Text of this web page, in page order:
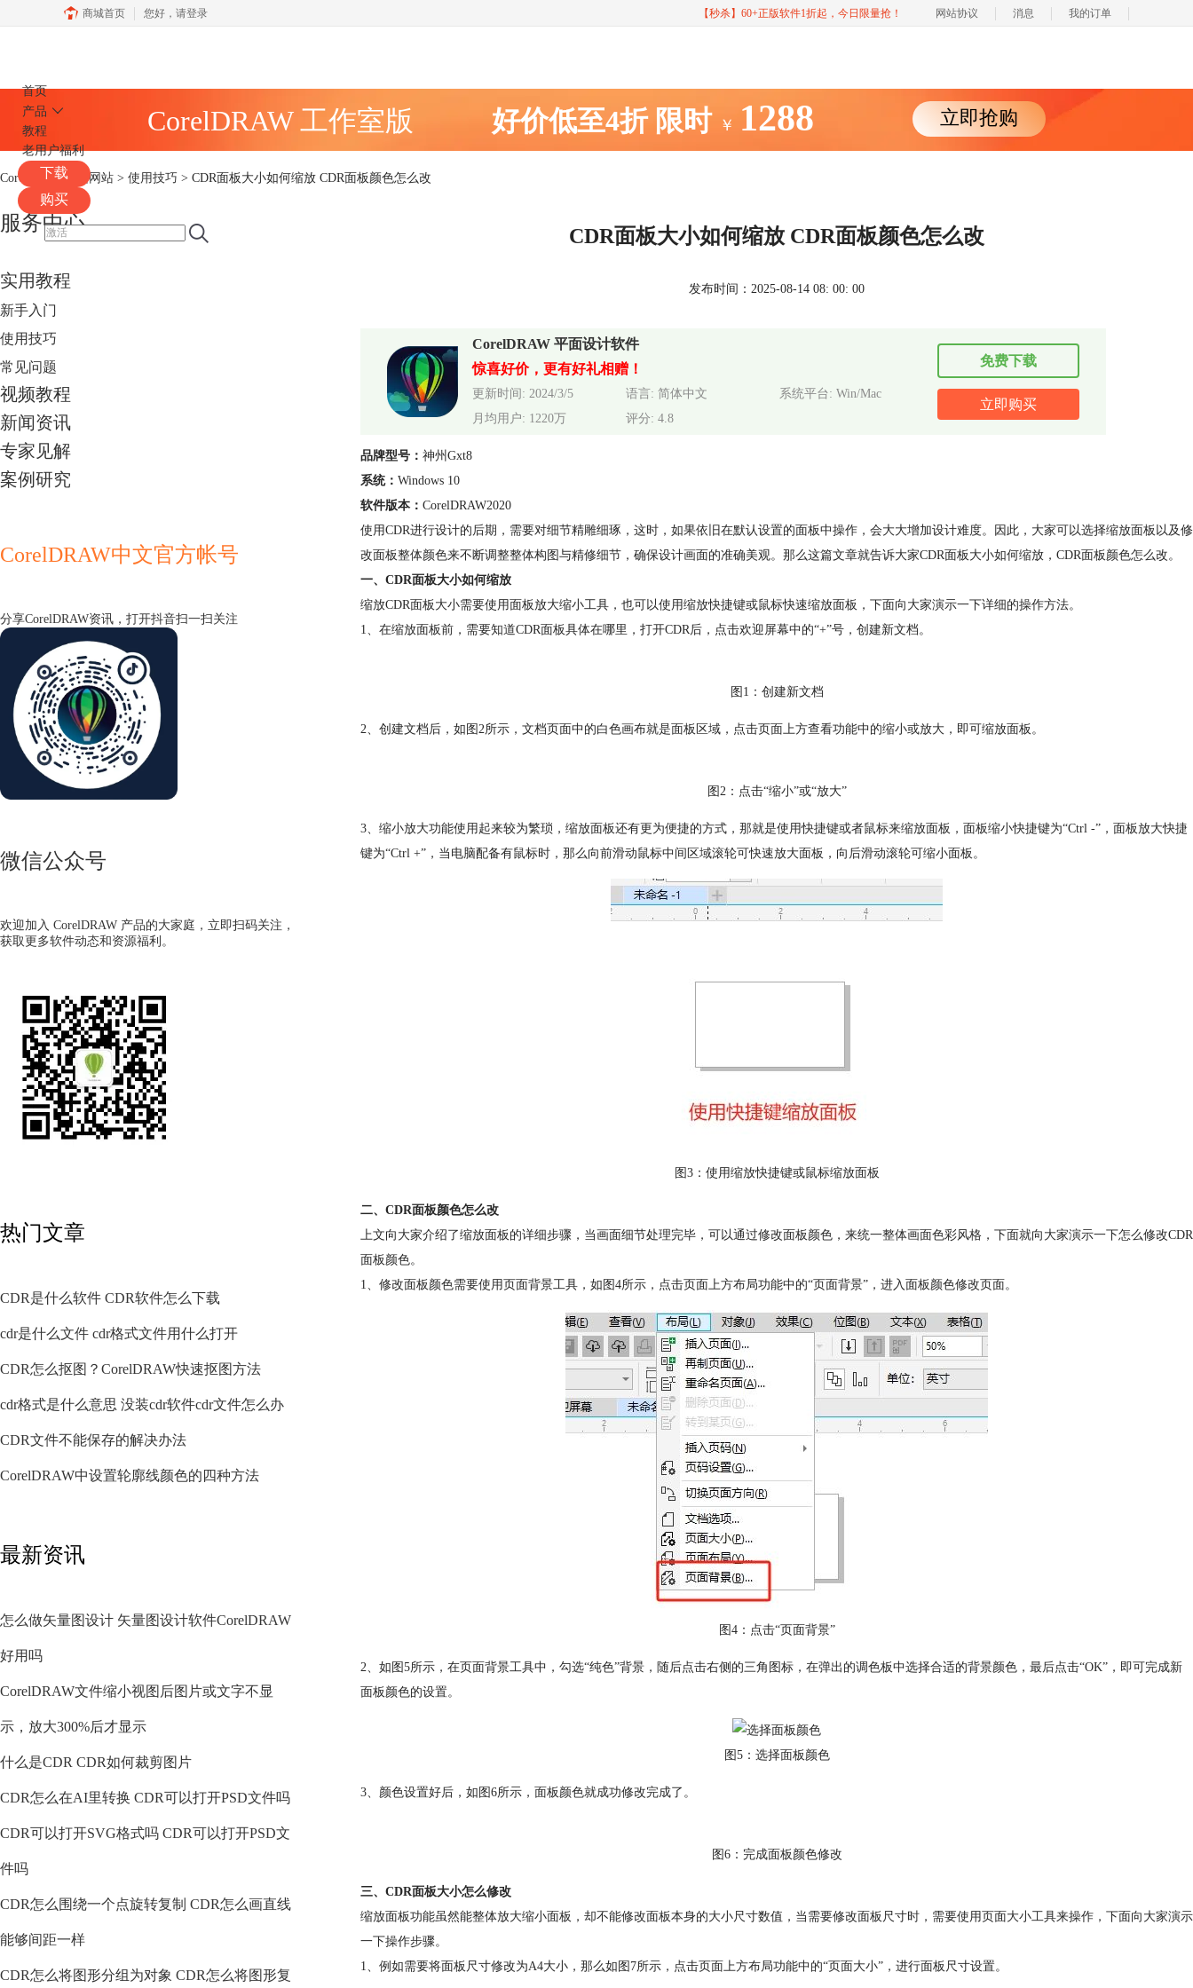
商城首页 您好， 请登录 【秒杀】60+正版软件1折起，今日限量抢！ 网站协议 消息 我的订单
首页
产品
教程
老用户福利
下载
购买
CorelDRAW 工作室版 好价低至4折 限时 ￥ 1288 立即抢购
CorelDRAW中文网站 > 使用技巧 > CDR面板大小如何缩放 CDR面板颜色怎么改
服务中心
实用教程
新手入门
使用技巧
常见问题
视频教程
新闻资讯
专家见解
案例研究
CorelDRAW中文官方帐号
分享CorelDRAW资讯，打开抖音扫一扫关注
微信公众号
欢迎加入 CorelDRAW 产品的大家庭，立即扫码关注，
获取更多软件动态和资源福利。
热门文章
CDR是什么软件 CDR软件怎么下载
cdr是什么文件 cdr格式文件用什么打开
CDR怎么抠图？CorelDRAW快速抠图方法
cdr格式是什么意思 没装cdr软件cdr文件怎么办
CDR文件不能保存的解决办法
CorelDRAW中设置轮廓线颜色的四种方法
最新资讯
怎么做矢量图设计 矢量图设计软件CorelDRAW
好用吗
CorelDRAW文件缩小视图后图片或文字不显
示，放大300%后才显示
什么是CDR CDR如何裁剪图片
CDR怎么在AI里转换 CDR可以打开PSD文件吗
CDR可以打开SVG格式吗 CDR可以打开PSD文
件吗
CDR怎么围绕一个点旋转复制 CDR怎么画直线
能够间距一样
CDR怎么将图形分组为对象 CDR怎么将图形复
CDR面板大小如何缩放 CDR面板颜色怎么改
发布时间：2025-08-14 08: 00: 00
CorelDRAW 平面设计软件
惊喜好价，更有好礼相赠！
更新时间: 2024/3/5 语言: 简体中文
系统平台: Win/Mac
月均用户: 1220万
评分: 4.8
免费下载
立即购买
品牌型号： 神州Gxt8
系统： Windows 10
软件版本： CorelDRAW2020
使用CDR进行设计的后期，需要对细节精雕细琢，这时，如果依旧在默认设置的面板中操作，会大大增加设计难度。因此，大家可以选择缩放面板以及修
改面板整体颜色来不断调整整体构图与精修细节，确保设计画面的准确美观。那么这篇文章就告诉大家CDR面板大小如何缩放，CDR面板颜色怎么改。
一、CDR面板大小如何缩放
缩放CDR面板大小需要使用面板放大缩小工具，也可以使用缩放快捷键或鼠标快速缩放面板，下面向大家演示一下详细的操作方法。
1、在缩放面板前，需要知道CDR面板具体在哪里，打开CDR后，点击欢迎屏幕中的“+”号，创建新文档。
图1：创建新文档
2、创建文档后，如图2所示，文档页面中的白色画布就是面板区域，点击页面上方查看功能中的缩小或放大，即可缩放面板。
图2：点击“缩小”或“放大”
3、缩小放大功能使用起来较为繁琐，缩放面板还有更为便捷的方式，那就是使用快捷键或者鼠标来缩放面板，面板缩小快捷键为“Ctrl -”，面板放大快捷
键为“Ctrl +”，当电脑配备有鼠标时，那么向前滑动鼠标中间区域滚轮可快速放大面板，向后滑动滚轮可缩小面板。
图3：使用缩放快捷键或鼠标缩放面板
二、CDR面板颜色怎么改
上文向大家介绍了缩放面板的详细步骤，当画面细节处理完毕，可以通过修改面板颜色，来统一整体画面色彩风格，下面就向大家演示一下怎么修改CDR
面板颜色。
1、修改面板颜色需要使用页面背景工具，如图4所示，点击页面上方布局功能中的“页面背景”，进入面板颜色修改页面。
图4：点击“页面背景”
2、如图5所示，在页面背景工具中，勾选“纯色”背景，随后点击右侧的三角图标，在弹出的调色板中选择合适的背景颜色，最后点击“OK”，即可完成新
面板颜色的设置。
图5：选择面板颜色
3、颜色设置好后，如图6所示，面板颜色就成功修改完成了。
图6：完成面板颜色修改
三、CDR面板大小怎么修改
缩放面板功能虽然能整体放大缩小面板，却不能修改面板本身的大小尺寸数值，当需要修改面板尺寸时，需要使用页面大小工具来操作，下面向大家演示
一下操作步骤。
1、例如需要将面板尺寸修改为A4大小，那么如图7所示，点击页面上方布局功能中的“页面大小”，进行面板尺寸设置。